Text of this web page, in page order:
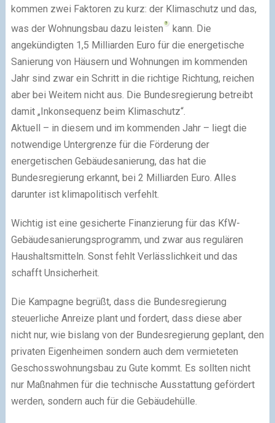
kommen zwei Faktoren zu kurz: der Klimaschutz und das,
was der Wohnungsbau dazu leisten
kann. Die
angekündigten 1,5 Milliarden Euro für die energetische
Sanierung von Häusern und Wohnungen im kommenden
Jahr sind zwar ein Schritt in die richtige Richtung, reichen
aber bei Weitem nicht aus. Die Bundesregierung betreibt
damit „Inkonsequenz beim Klimaschutz“.
Aktuell – in diesem und im kommenden Jahr – liegt die
notwendige Untergrenze für die Förderung der
energetischen Gebäudesanierung, das hat die
Bundesregierung erkannt, bei 2 Milliarden Euro. Alles
darunter ist klimapolitisch verfehlt.
Wichtig ist eine gesicherte Finanzierung für das KfW-
Gebäudesanierungsprogramm, und zwar aus regulären
Haushaltsmitteln. Sonst fehlt Verlässlichkeit und das
schafft Unsicherheit.
Die Kampagne begrüßt, dass die Bundesregierung
steuerliche Anreize plant und fordert, dass diese aber
nicht nur, wie bislang von der Bundesregierung geplant, den
privaten Eigenheimen sondern auch dem vermieteten
Geschosswohnungsbau zu Gute kommt. Es sollten nicht
nur Maßnahmen für die technische Ausstattung gefördert
werden, sondern auch für die Gebäudehülle.